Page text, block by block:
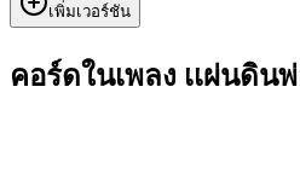
เพิ่มเวอร์ชัน
คอร์ดในเพลง เเผ่นดิน